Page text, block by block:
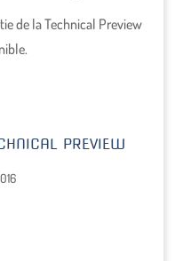
de la Technical Preview
PREVIEW